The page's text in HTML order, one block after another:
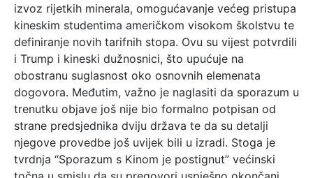
izvoz rijetkih minerala, omogućavanje većeg pristupa
kineskim studentima američkom visokom školstvu te
definiranje novih tarifnih stopa. Ovu su vijest potvrdili
i Trump i kineski dužnosnici, što upućuje na
obostranu suglasnost oko osnovnih elemenata
dogovora. Međutim, važno je naglasiti da sporazum u
trenutku objave još nije bio formalno potpisan od
strane predsjednika dviju država te da su detalji
njegove provedbe još uvijek bili u izradi. Stoga je
tvrdnja “Sporazum s Kinom je postignut” većinski